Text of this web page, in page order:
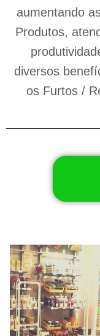
aumentando
Produtos,
diversos
os Furtos /